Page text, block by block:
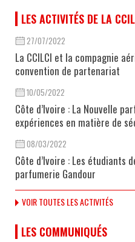
LES ACTIVITÉS DE LA
27/07/2022
La CCILCI et la compagnie
convention de partenariat
10/05/2022
Côte d’Ivoire : La Nouvelle
expériences en matière de
08/03/2022
Côte d’Ivoire : Les étudiants
parfumerie Gandour
VOIR TOUTES LES ACTIVITÉS
LES COMMUNIQUÉS